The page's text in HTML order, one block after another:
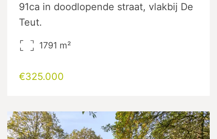
91ca in doodlopende straat, vlakbij De
Teut.
1791 m²
€325.000